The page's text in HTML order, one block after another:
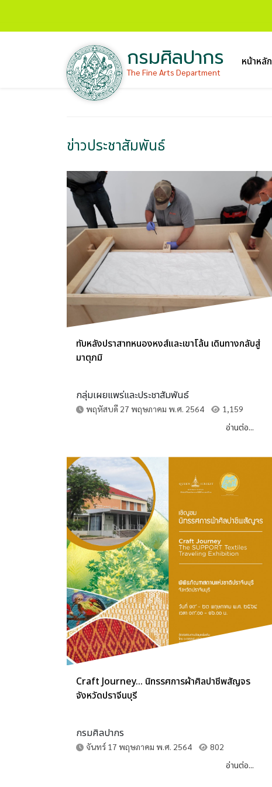
กรมศิลปากร
The Fine Arts Department
หน้าหลัก
ข่าวประชาสัมพันธ์
ทับหลังปราสาทหนองหงส์และเขาโล้น เดินทางกลับสู่
มาตุภมิ
กลุ่มเผยแพร่และประชาสัมพันธ์
พฤหัสบดี 27 พฤษภาคม พ.ศ. 2564 1,159
อ่านต่อ...
Craft Journey... นิทรรศการผ้าศิลปาชีพสัญจร
จังหวัดปราจีนบุรี
กรมศิลปากร
จันทร์ 17 พฤษภาคม พ.ศ. 2564 802
อ่านต่อ...